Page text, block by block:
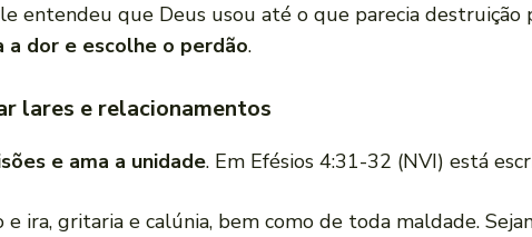
entendeu que Deus usou até o que parecia destruição
dor e escolhe o perdão.
lares e relacionamentos
e ama a unidade. Em Efésios 4:31-32 (NVI) está
ira, gritaria e calúnia, bem como de toda maldade.